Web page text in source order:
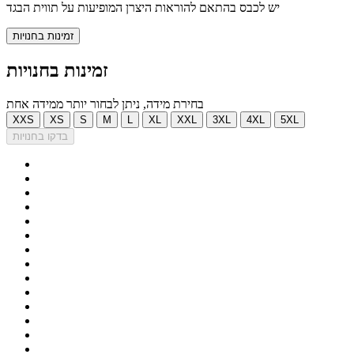
יש לכבס בהתאם להוראות היצרן המופיעות על תווית הבגד
זמינות בחנויות
זמינות בחנויות
בחירת מידה, ניתן לבחור יותר ממידה אחת
XXS XS S M XL XXL 3XL 4XL
5XL
בדקו בחנויות